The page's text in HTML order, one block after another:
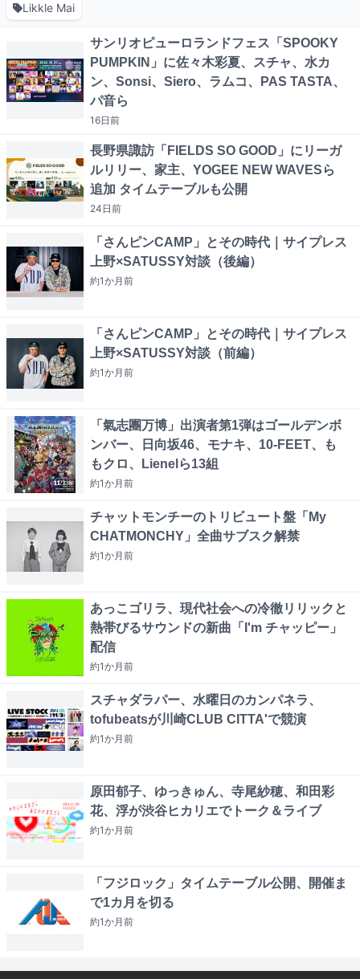
Likkle Mai
サンリオピューロランドフェス「SPOOKY
PUMPKIN」に佐々木彩夏、スチャ、水カ
ン、Sonsi、Siero、ラムコ、PAS TASTA、
パ音ら
16日前
長野県諏訪「FIELDS SO GOOD」にリーガ
ルリリー、家主、YOGEE NEW WAVESら
追加 タイムテーブルも公開
24日前
「さんピンCAMP」とその時代｜サイプレス
上野×SATUSSY対談（後編）
約1か月前
「さんピンCAMP」とその時代｜サイプレス
上野×SATUSSY対談（前編）
約1か月前
「氣志團万博」出演者第1弾はゴールデンボ
ンバー、日向坂46、モナキ、10-FEET、も
もクロ、Lienelら13組
約1か月前
チャットモンチーのトリビュート盤「My
CHATMONCHY」全曲サブスク解禁
約1か月前
あっこゴリラ、現代社会への冷徹リリックと
熱帯びるサウンドの新曲「I'm チャッピー」
配信
約1か月前
スチャダラパー、水曜日のカンパネラ、
tofubeatsが川崎CLUB CITTA'で競演
約1か月前
原田郁子、ゆっきゅん、寺尾紗穂、和田彩
花、浮が渋谷ヒカリエでトーク＆ライブ
約1か月前
「フジロック」タイムテーブル公開、開催ま
で1カ月を切る
約1か月前